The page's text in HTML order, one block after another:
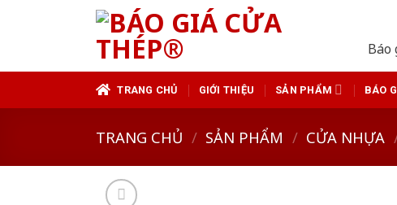
Báo
TRANG CHỦ GIỚI THIỆU SẢN PHẨM BÁO
TRANG CHỦ / SẢN PHẨM / CỬA NHỰA